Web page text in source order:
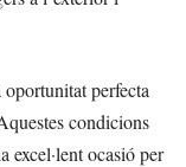
perfecta
condicions
excel·lent ocasió per